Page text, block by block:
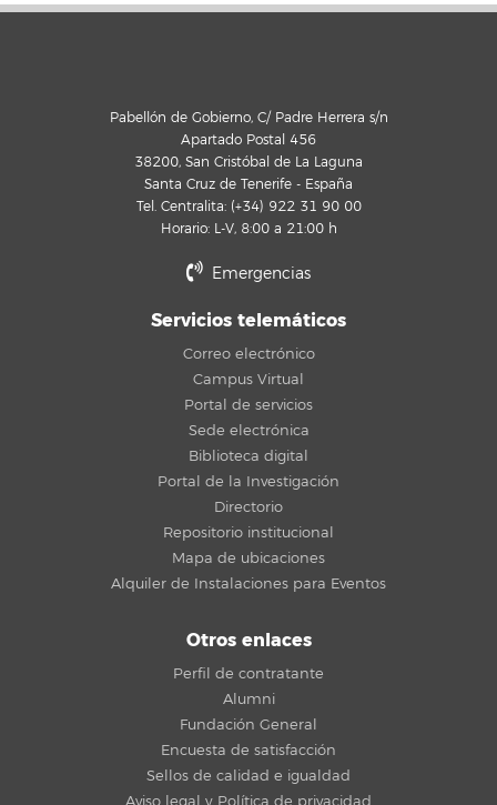
Pabellón de Gobierno, C/ Padre Herrera s/n
Apartado Postal 456
38200, San Cristóbal de La Laguna
Santa Cruz de Tenerife - España
Tel. Centralita: (+34) 922 31 90 00
Horario: L-V, 8:00 a 21:00 h
Emergencias
Servicios telemáticos
Correo electrónico
Campus Virtual
Portal de servicios
Sede electrónica
Biblioteca digital
Portal de la Investigación
Directorio
Repositorio institucional
Mapa de ubicaciones
Alquiler de Instalaciones para Eventos
Otros enlaces
Perfil de contratante
Alumni
Fundación General
Encuesta de satisfacción
Sellos de calidad e igualdad